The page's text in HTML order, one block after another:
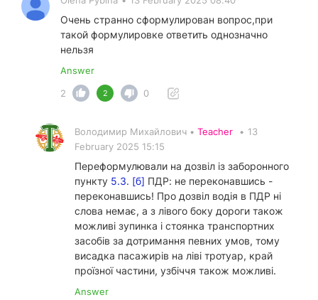
Очень странно сформулирован вопрос,при
такой формулировке ответить однозначно
нельзя
Answer
2
2 0
Володимир Михайлович • Teacher • 13
February 2025 15:15
Переформулювали на дозвіл із заборонного
пункту 5.3. [б] ПДР: не переконавшись -
переконавшись! Про дозвіл водія в ПДР ні
слова немає, а з лівого боку дороги також
можливі зупинка і стоянка транспортних
засобів за дотримання певних умов, тому
висадка пасажирів на ліві тротуар, край
проїзної частини, узбіччя також можливі.
Answer